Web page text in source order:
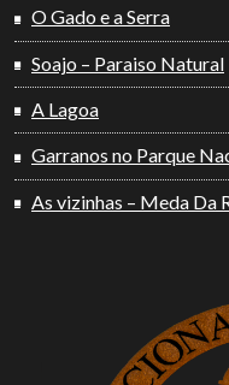
O Gado e a Serra
Soajo – Paraiso Natural
A Lagoa
Garranos no Parque
As vizinhas – Meda Da